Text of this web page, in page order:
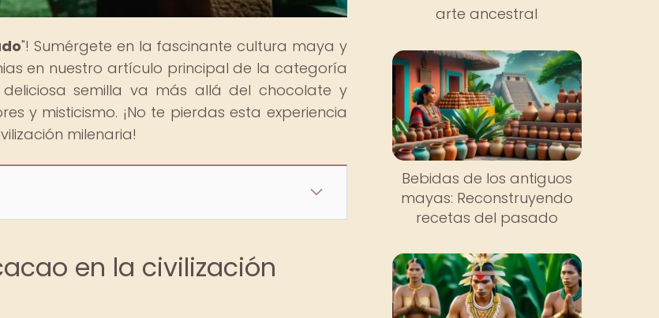
"! Sumérgete en la fascinante cultura maya y
en nuestro artículo principal de la categoría
semilla va más allá del chocolate y
y misticismo. ¡No te pierdas esta experiencia
milenaria!
en la civilización
arte ancestral
Bebidas de los antiguos
mayas: Reconstruyendo
recetas del pasado